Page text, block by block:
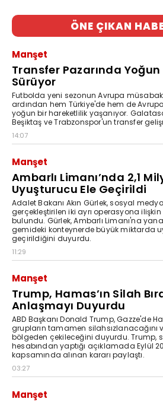
ÖNE ÇIKAN
Manşet
Transfer Pazarında
Sürüyor
Futbolda yeni sezonun Avrupa
ardından hem Türkiye'de hem de
yoğun bir hareketlilik yaşanıyor.
Beşiktaş ve Trabzonspor'un transfer
14:07
Manşet
Ambarlı Limanı’nda 2,1
Uyuşturucu Ele Geçirildi
Adalet Bakanı Akın Gürlek, sosyal
gerçekleştirilen iki ayrı operasyona
bulundu. Gürlek, Ambarlı Limanı'na
gemideki konteynerde büyük miktarda
geçirildiğini duyurdu.
11:29
Manşet
Trump, Hamas’ın Silah
Anlaşmayı Duyurdu
ABD Başkanı Donald Trump, Gazze'de
grupların tamamen silahsızlanacağını
bölgeden çekileceğini duyurdu. Trump,
hesabından yaptığı açıklamada Eylül
kapsamında alınan kararı paylaştı.
03:27
Manşet